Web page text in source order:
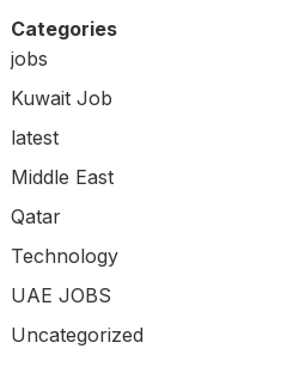
Categories
jobs
Kuwait Job
latest
Middle East
Qatar
Technology
UAE JOBS
Uncategorized